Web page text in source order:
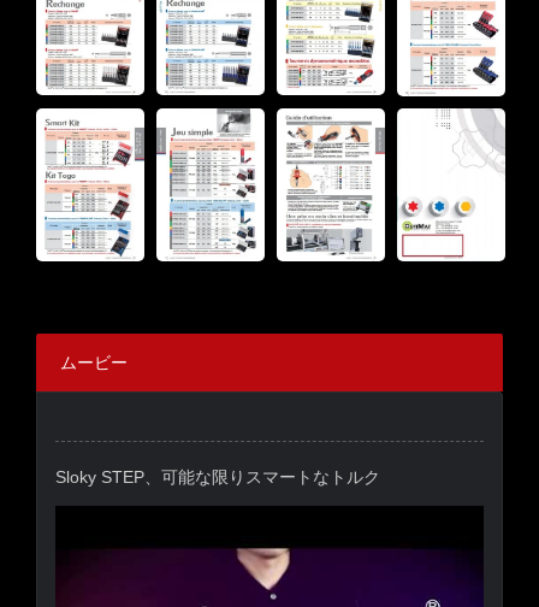
ムービー
Sloky STEP、可能な限りスマートなトルク